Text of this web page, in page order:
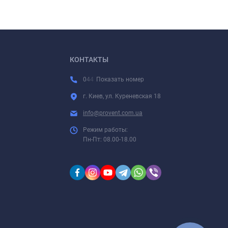
КОНТАКТЫ
044 Показать номер
г. Киев, ул. Куреневская 18
info@provent.com.ua
Режим работы:
Пн-Пт: 08.00-18.00